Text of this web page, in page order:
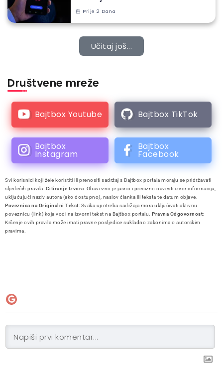
Prije 2 Dana
Učitaj još...
Društvene mreže
Bajtbox Youtube Bajtbox TikTok
Bajtbox
Instagram
Bajtbox
Facebook
Svi korisnici koji žele koristiti ili prenositi sadržaj s Bajtbox portala moraju se pridržavati
sljedećih pravila: Citiranje Izvora: Obavezno je jasno i precizno navesti izvor informacija,
uključujući naziv autora (ako dostupno), naslov članka ili teksta te datum objave.
Poveznica na Originalni Tekst: Svaka upotreba sadržaja mora uključivati aktivnu
poveznicu (link) koja vodi na izvorni tekst na Bajtbox portalu. Pravna Odgovornost:
Kršenje ovih pravila može imati pravne posljedice sukladno zakonima o autorskim
pravima.